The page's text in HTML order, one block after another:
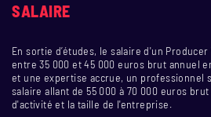
SALAIRE
En sortie d’études, le salaire d'un
entre 35 000 et 45 000 euros brut annuel
et une expertise accrue, un professionnel
salaire allant de 55 000 à 70 000 euros
d'activité et la taille de l'entreprise.